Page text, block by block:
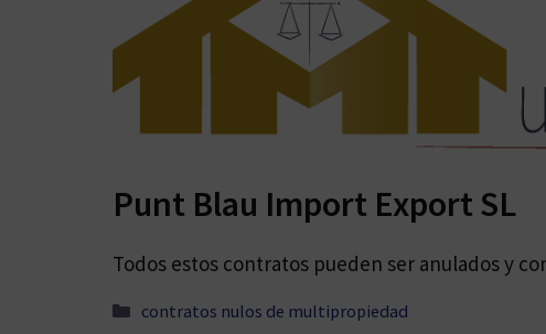
Punt Blau Import Export SL
Todos estos contratos pueden ser anulados y
Categorías
contratos nulos de multipropiedad